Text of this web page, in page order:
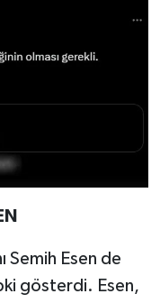
Semih Esen de
gösterdi. Esen,